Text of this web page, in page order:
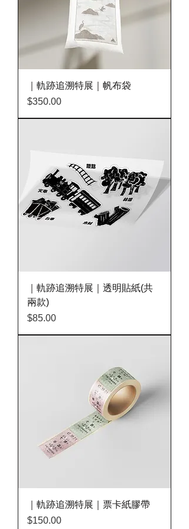
｜軌跡追溯特展｜帆布袋
價格
$350.00
｜軌跡追溯特展｜透明貼紙(共
兩款)
價格
$85.00
｜軌跡追溯特展｜票卡紙膠帶
價格
$150.00